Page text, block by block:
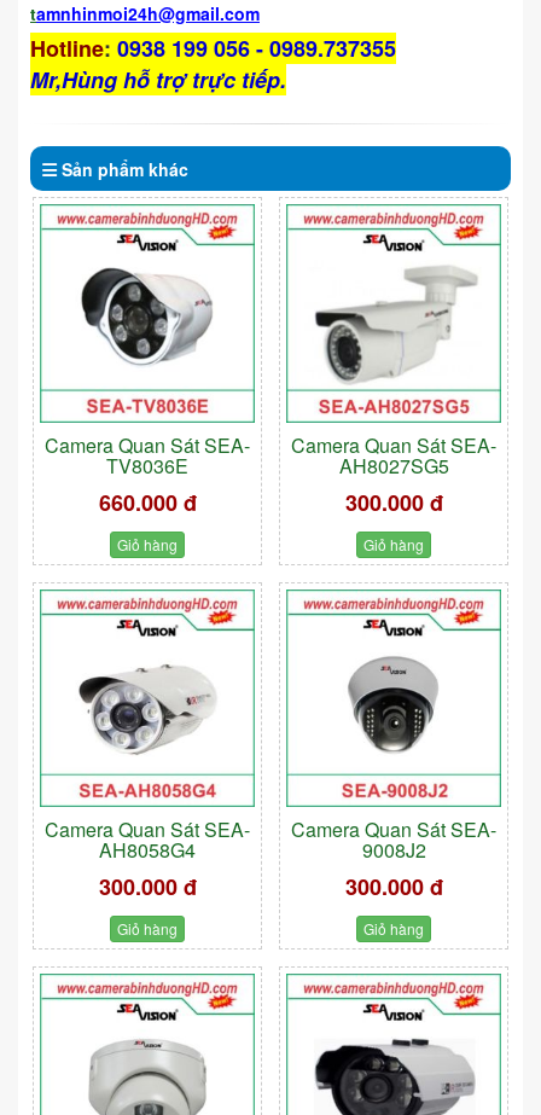
tamnhinmoi24h@gmail.com
Hotline: 0938 199 056 - 0989.737355
Mr,Hùng hỗ trợ trực tiếp.
Sản phẩm khác
Camera Quan Sát SEA-
TV8036E
660.000 đ
Giỏ hàng
Camera Quan Sát SEA-
AH8027SG5
300.000 đ
Giỏ hàng
Camera Quan Sát SEA-
AH8058G4
300.000 đ
Giỏ hàng
Camera Quan Sát SEA-
9008J2
300.000 đ
Giỏ hàng